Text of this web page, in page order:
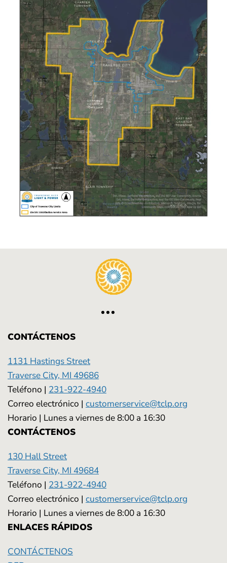
CONTÁCTENOS
1131 Hastings Street
Traverse City, MI 49686
Teléfono | 231-922-4940
Correo electrónico | customerservice@tclp.org
Horario | Lunes a viernes de 8:00 a 16:30
CONTÁCTENOS
130 Hall Street
Traverse City, MI 49684
Teléfono | 231-922-4940
Correo electrónico | customerservice@tclp.org
Horario | Lunes a viernes de 8:00 a 16:30
ENLACES RÁPIDOS
CONTÁCTENOS